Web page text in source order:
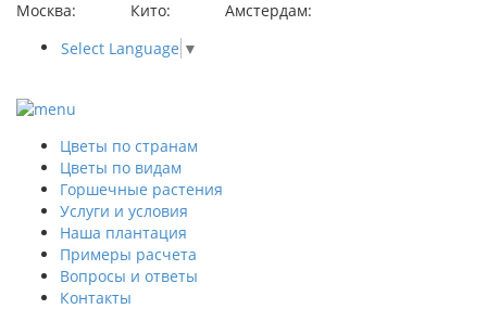
Москва: Кито:
Амстердам:
Select Language ▼
Цветы по странам
Цветы по видам
Горшечные растения
Услуги и условия
Наша плантация
Примеры расчета
Вопросы и ответы
Контакты